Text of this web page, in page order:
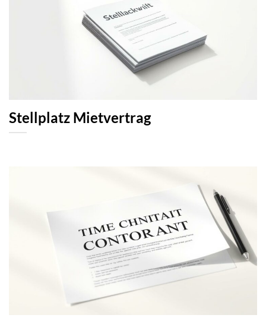
Stellplatz Mietvertrag